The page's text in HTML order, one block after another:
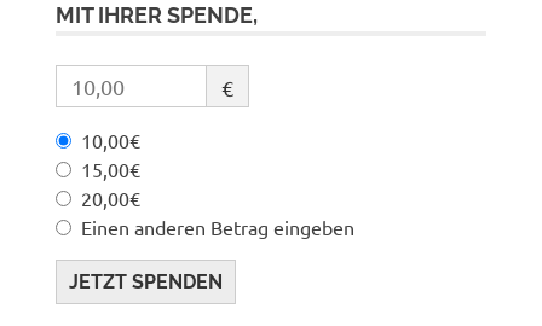
MIT IHRER SPENDE,
€
10,00€
15,00€
20,00€
Einen anderen Betrag eingeben
JETZT SPENDEN